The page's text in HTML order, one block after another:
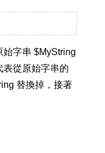
字串 $MyString
表從原始字串的
替換掉，接著